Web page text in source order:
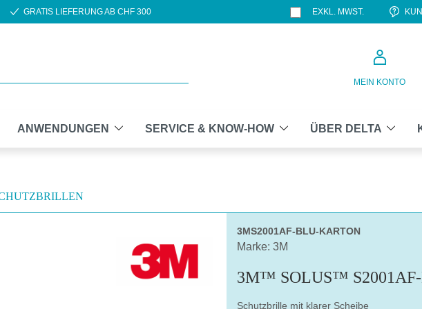
GRATIS LIEFERUNG AB CHF 300 EXKL. MWST.
MEIN KONTO
ANWENDUNGEN SERVICE & KNOW-HOW ÜBER DELTA
3MS2001AF-BLU-KARTON
Marke: 3M
3M™ SOLUS™
Schutzbrille mit klarer Scheibe